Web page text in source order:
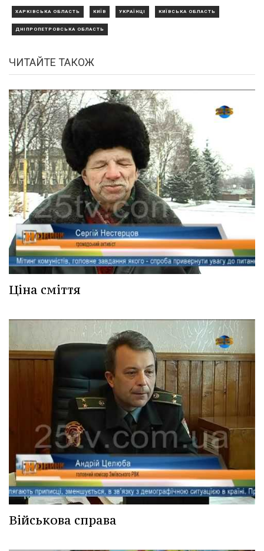
ХАРКІВСЬКА ОБЛАСТЬ КИЇВ УКРАЇНЦІ КИЇВСЬКА ОБЛАСТЬ
ДНІПРОПЕТРОВСЬКА ОБЛАСТЬ
ЧИТАЙТЕ ТАКОЖ
Ціна сміття
Військова справа